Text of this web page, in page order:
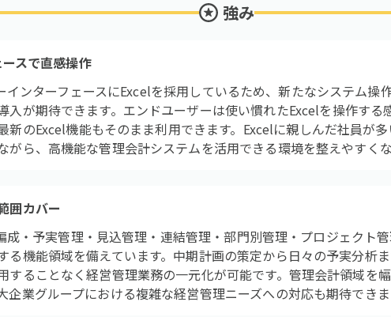
強み
スで直感操作
インターフェースにExcelを採用しているため、新たなシステム操
入が期待できます。エンドユーザーは使い慣れたExcelを操作す
新のExcel機能もそのまま利用できます。Excelに親しんだ社員が
がら、高機能な管理会計システムを活用できる環境を整えやすくな
囲カバー
成・予実管理・見込管理・連結管理・部門別管理・プロジェクト
る機能領域を備えています。中期計画の策定から日々の予実分析
することなく経営管理業務の一元化が可能です。管理会計領域を
企業グループにおける複雑な経営管理ニーズへの対応も期待できま